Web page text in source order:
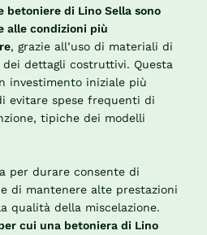
betoniere di Lino Sella sono
alle condizioni più
, grazie all’uso di materiali di
dettagli costruttivi. Questa
investimento iniziale più
evitare spese frequenti di
tipiche dei modelli
per durare consente di
di mantenere alte prestazioni
qualità della miscelazione.
cui una betoniera di Lino